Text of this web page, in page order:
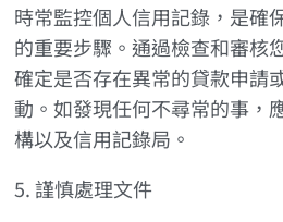
時常監控個人信用記錄，是確
的重要步驟。通過檢查和審核
確定是否存在異常的貸款申請
動。如發現任何不尋常的事，
構以及信用記錄局。
5. 謹慎處理文件